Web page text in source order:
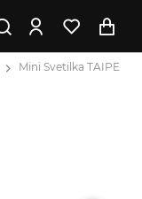
Mini Svetilka TAIPEI